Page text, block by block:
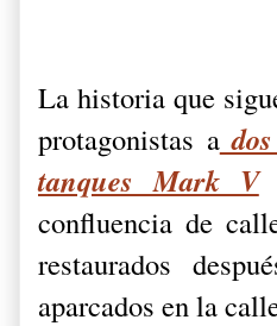
La historia que
protagonistas ados
tanques Mark V
confluencia de
restaurados
aparcados en la